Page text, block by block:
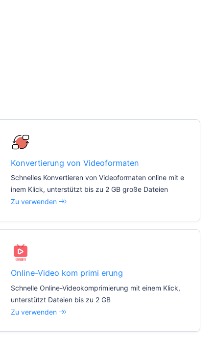
Konvertierung von Videoformaten
Schnelles Konvertieren von Videoformaten online mit e
inem Klick, unterstützt bis zu 2 GB große Dateien
Zu verwenden
Online-Video kom primi erung
Schnelle Online-Videokomprimierung mit einem Klick,
unterstützt Dateien bis zu 2 GB
Zu verwenden